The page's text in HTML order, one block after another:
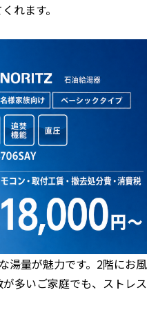
れます。
湯量が魅力です。2階にお風
多いご家庭でも、ストレス